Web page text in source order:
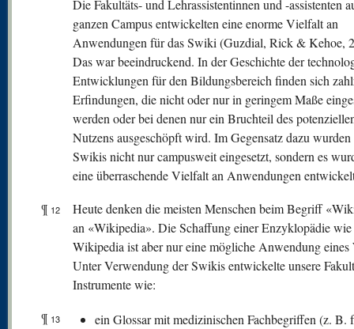
Die Fakultäts- und Lehrassistentinnen und -assistenten
ganzen Campus entwickelten eine enorme Vielfalt an
Anwendungen für das Swiki (Guzdial, Rick & Kehoe,
Das war beeindruckend. In der Geschichte der
Entwicklungen für den Bildungsbereich finden sich
Erfindungen, die nicht oder nur in geringem Maße
werden oder bei denen nur ein Bruchteil des
Nutzens ausgeschöpft wird. Im Gegensatz dazu wurden
Swikis nicht nur campusweit eingesetzt, sondern es
eine überraschende Vielfalt an Anwendungen
¶ 12
Heute denken die meisten Menschen beim Begriff
an «Wikipedia». Die Schaffung einer Enzyklopädie wie
Wikipedia ist aber nur eine mögliche Anwendung
Unter Verwendung der Swikis entwickelte unsere
Instrumente wie:
¶ 13
ein Glossar mit medizinischen Fachbegriffen (z. B.